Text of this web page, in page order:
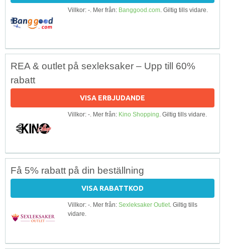
Villkor: -. Mer från: Banggood.com. Giltig tills vidare.
REA & outlet på sexleksaker – Upp till 60%
rabatt
VISA ERBJUDANDE
Villkor: -. Mer från: Kino Shopping. Giltig tills vidare.
Få 5% rabatt på din beställning
VISA RABATTKOD
Villkor: -. Mer från: Sexleksaker Outlet. Giltig tills
vidare.